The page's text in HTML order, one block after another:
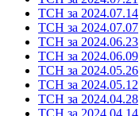
ТСН за 2024.07.14
ТСН за 2024.07.07
ТСН за 2024.06.23
ТСН за 2024.06.09
ТСН за 2024.05.26
ТСН за 2024.05.12
ТСН за 2024.04.28
ТСН за 2024.04.14